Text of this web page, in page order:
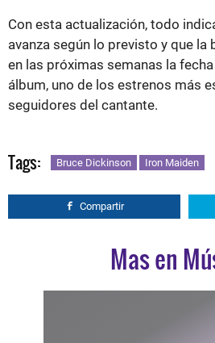
Con esta actualización, todo
avanza según lo previsto y que la
en las próximas semanas la
álbum, uno de los estrenos más
seguidores del cantante.
Tags: Bruce Dickinson Iron Maiden
Compartir
Mas en